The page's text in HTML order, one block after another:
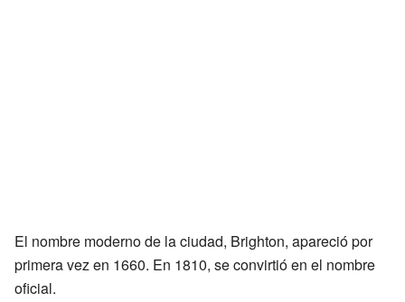
El nombre moderno de la ciudad, Brighton, apareció por
primera vez en 1660. En 1810, se convirtió en el nombre
oficial.